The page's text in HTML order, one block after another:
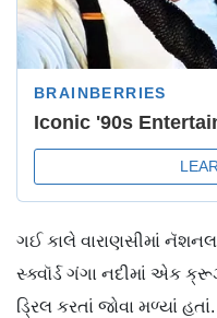
ગઈ કાલે વારાણસીમાં નૅશનલ
સ્ક્વૉર્ડ ગંગા નદીમાં એક
ડ્રિલ કરતાં જોવા મળ્યાં